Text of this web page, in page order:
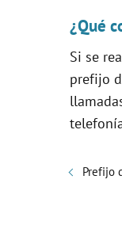
¿Qué
Si se
prefijo
Prefijo